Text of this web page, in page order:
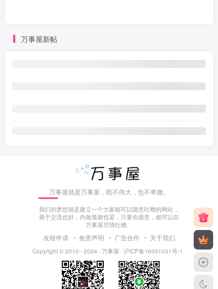
万事屋新帖
万事屋就是万事屋，既不伟大，也不卑微。
我们的梦想就是建立一个大家都可以随意吐槽的网站，
善于交流也好，内敛孤僻也罢，只要你愿意，都可以在
万事屋尽情吐槽。
友链申请 免责声明 广告合作 关于我们
Copyright © 2010 - 2024 · 万事屋 · 沪ICP备16001031号-1